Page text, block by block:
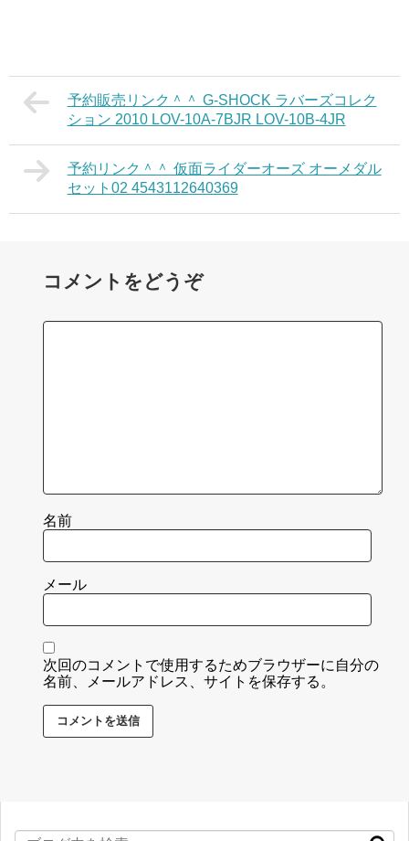
予約販売リンク＾＾ G-SHOCK ラバーズコレク
ション 2010 LOV-10A-7BJR LOV-10B-4JR
予約リンク＾＾ 仮面ライダーオーズ オーメダル
セット02 4543112640369
コメントをどうぞ
名前
メール
次回のコメントで使用するためブラウザーに自分の
名前、メールアドレス、サイトを保存する。